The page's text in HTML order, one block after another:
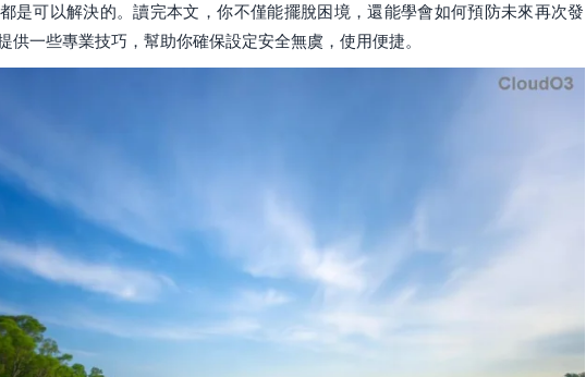
可以解決的。讀完本文，你不僅能擺脫困境，還能學會如何預防未來再次發
供一些專業技巧，幫助你確保設定安全無虞，使用便捷。